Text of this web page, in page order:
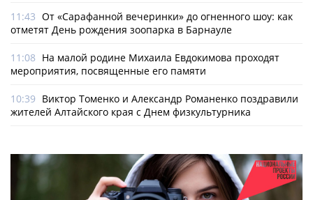
11:43 От «Сарафанной вечеринки» до огненного шоу: как
отметят День рождения зоопарка в Барнауле
11:08 На малой родине Михаила Евдокимова проходят
мероприятия, посвященные его памяти
10:39 Виктор Томенко и Александр Романенко поздравили
жителей Алтайского края с Днем физкультурника